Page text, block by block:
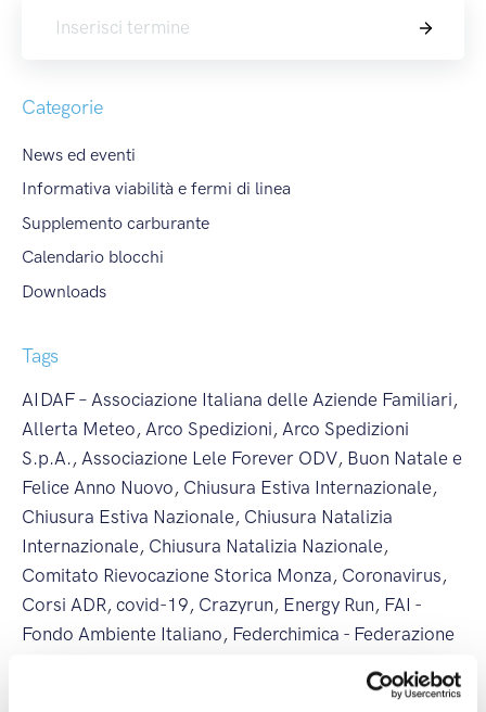
Cerca
Categorie
News ed eventi
Informativa viabilità e fermi di linea
Supplemento carburante
Calendario blocchi
Downloads
Tags
AIDAF – Associazione Italiana delle Aziende Familiari,
Allerta Meteo, Arco Spedizioni, Arco Spedizioni
S.p.A., Associazione Lele Forever ODV, Buon Natale e
Felice Anno Nuovo, Chiusura Estiva Internazionale,
Chiusura Estiva Nazionale, Chiusura Natalizia
Internazionale, Chiusura Natalizia Nazionale,
Comitato Rievocazione Storica Monza, Coronavirus,
Corsi ADR, covid-19, Crazyrun, Energy Run, FAI -
Fondo Ambiente Italiano, Federchimica - Federazione
Fermi Internazionali,Fermi